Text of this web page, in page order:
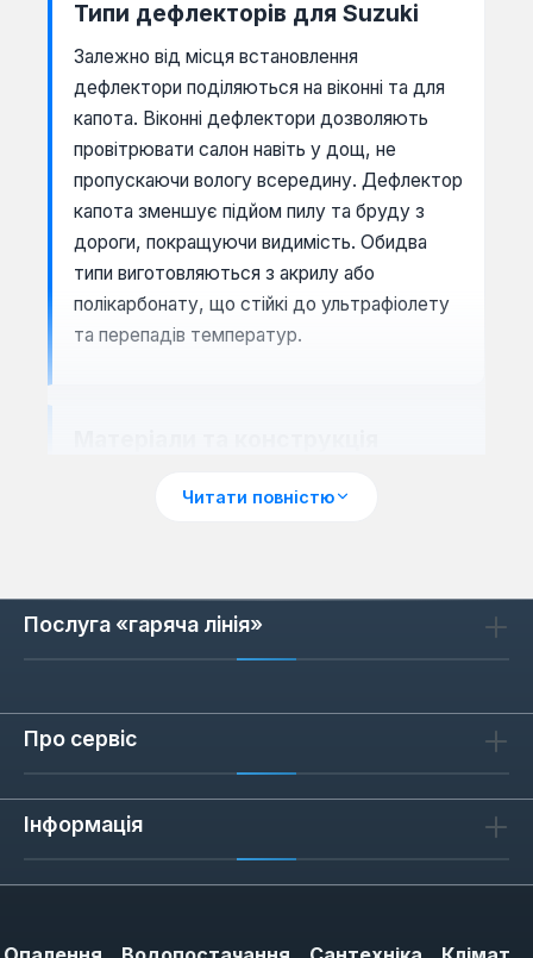
Типи дефлекторів для Suzuki
Залежно від місця встановлення
дефлектори поділяються на віконні та для
капота. Віконні дефлектори дозволяють
провітрювати салон навіть у дощ, не
пропускаючи вологу всередину. Дефлектор
капота зменшує підйом пилу та бруду з
дороги, покращуючи видимість. Обидва
типи виготовляються з акрилу або
полікарбонату, що стійкі до ультрафіолету
та перепадів температур.
двосторонній скотч або кліпси, що не
пошкоджує лакофарбове покриття. Краї
дефлекторів оброблені для запобігання
Як обрати дефлектор для Suzuki
Читати повністю
Послуга «гаряча лінія»
Про сервіс
Інформація